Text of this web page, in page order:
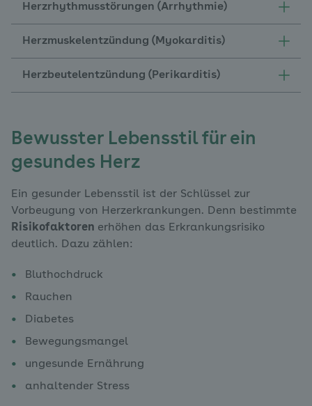
Herzrhythmusstörungen (Arrhythmie)
Herzmuskelentzündung (Myokarditis)
Herzbeutelentzündung (Perikarditis)
Bewusster Lebensstil für ein
gesundes Herz
Ein gesunder Lebensstil ist der Schlüssel zur
Vorbeugung von Herzerkrankungen. Denn bestimmte
Risikofaktoren erhöhen das Erkrankungsrisiko
deutlich. Dazu zählen:
Bluthochdruck
Rauchen
Diabetes
Bewegungsmangel
ungesunde Ernährung
anhaltender Stress